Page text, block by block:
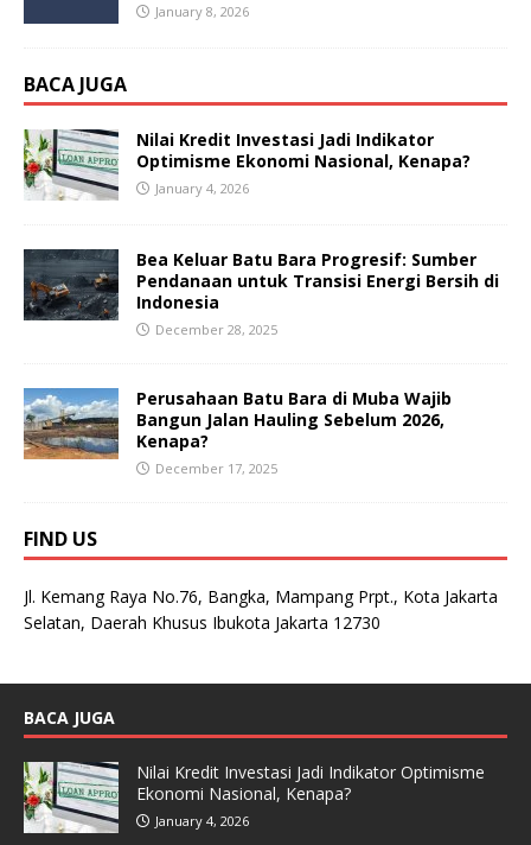
January 8, 2026
BACA JUGA
Nilai Kredit Investasi Jadi Indikator
Optimisme Ekonomi Nasional, Kenapa?
January 4, 2026
Bea Keluar Batu Bara Progresif: Sumber
Pendanaan untuk Transisi Energi Bersih di
Indonesia
December 28, 2025
Perusahaan Batu Bara di Muba Wajib
Bangun Jalan Hauling Sebelum 2026,
Kenapa?
December 17, 2025
FIND US
Jl. Kemang Raya No.76, Bangka, Mampang Prpt., Kota Jakarta
Selatan, Daerah Khusus Ibukota Jakarta 12730
BACA JUGA
Nilai Kredit Investasi Jadi Indikator Optimisme
Ekonomi Nasional, Kenapa?
January 4, 2026